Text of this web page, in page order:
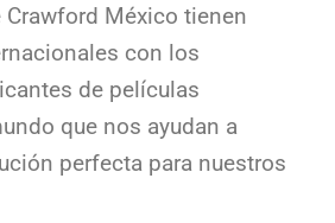
Crawford México tienen
con los
de películas
que nos ayudan a
perfecta para nuestros